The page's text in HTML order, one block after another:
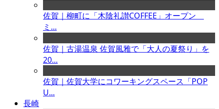
佐賀｜柳町に「木陰礼讃COFFEE」オープン
ミ...
佐賀｜古湯温泉 佐賀風雅で「大人の夏祭り」を
20...
佐賀｜佐賀大学にコワーキングスペース「POP
U...
長崎